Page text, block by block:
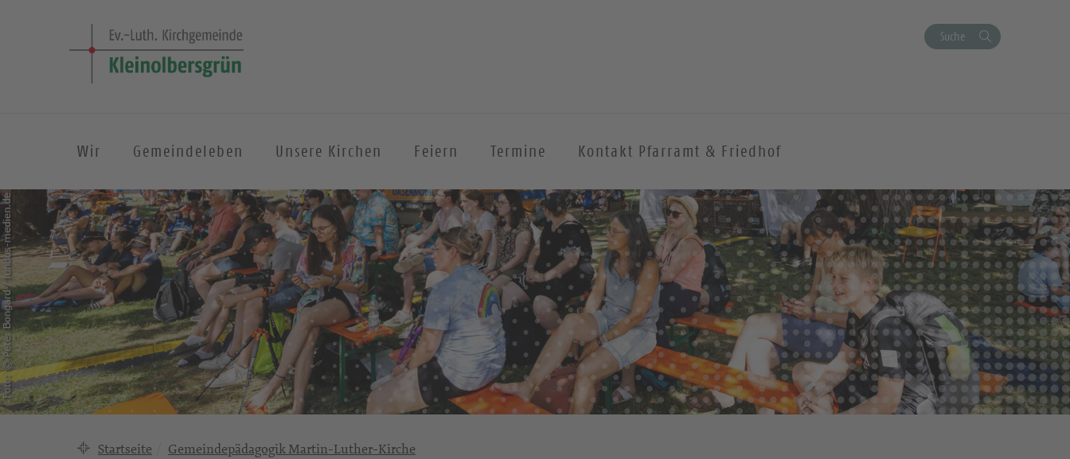
Suche
Wir Gemeindeleben Unsere Kirchen Feiern Termine Kontakt Pfarramt & Friedhof
Startseite Gemeindepädagogik Martin-Luther-Kirche